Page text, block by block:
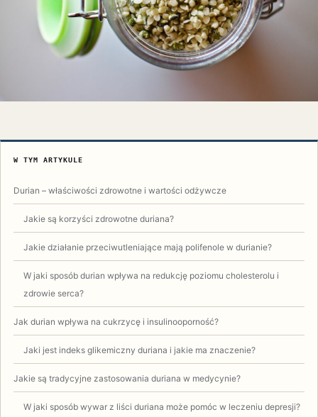
W TYM ARTYKULE
Durian – właściwości zdrowotne i wartości odżywcze
Jakie są korzyści zdrowotne duriana?
Jakie działanie przeciwutleniające mają polifenole w durianie?
W jaki sposób durian wpływa na redukcję poziomu cholesterolu i
zdrowie serca?
Jak durian wpływa na cukrzycę i insulinooporność?
Jaki jest indeks glikemiczny duriana i jakie ma znaczenie?
Jakie są tradycyjne zastosowania duriana w medycynie?
W jaki sposób wywar z liści duriana może pomóc w leczeniu depresji?